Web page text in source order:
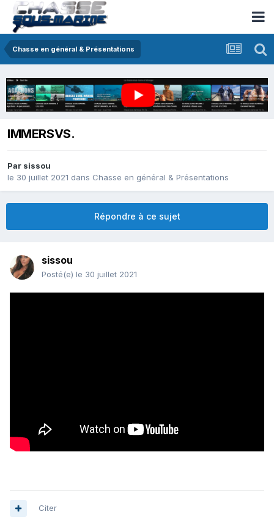
Chasse en général & Présentations
IMMERSVS.
Par sissou
le 30 juillet 2021 dans Chasse en général & Présentations
Répondre à ce sujet
sissou
Posté(e) le 30 juillet 2021
Citer